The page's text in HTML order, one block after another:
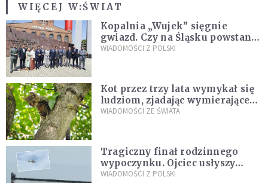
WIĘCEJ W:ŚWIAT
Kopalnia „Wujek” sięgnie
gwiazd. Czy na Śląsku powstanie
„Dolina Krzemowa”?
WIADOMOŚCI Z POLSKI
Kot przez trzy lata wymykał się
ludziom, zjadając wymierające
kaczki. W końcu popełnił
WIADOMOŚCI ZE ŚWIATA
Tragiczny finał rodzinnego
wypoczynku. Ojciec usłyszy
zarzuty
WIADOMOŚCI Z POLSKI